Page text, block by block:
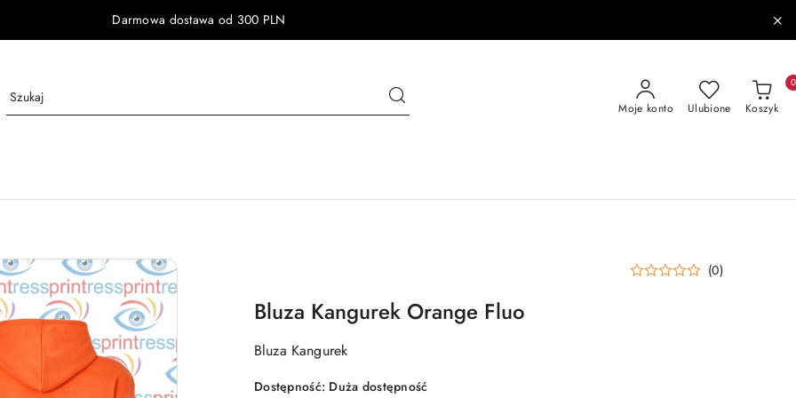
Darmowa dostawa od 300 PLN
Moje konto Ulubione Koszyk
0
(0)
Bluza Kangurek Orange Fluo
Bluza Kangurek
Dostępność: Duża dostępność